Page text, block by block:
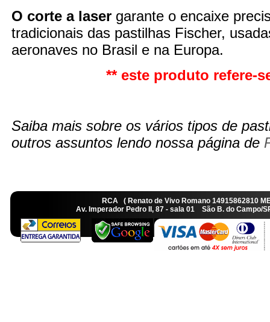
O corte a laser garante o encaixe
tradicionais das pastilhas Fischer,
aeronaves no Brasil e na Europa.
** este produto refere-
Saiba mais sobre os vários tipos de
outros assuntos lendo nossa página de
RCA ( Renato de Vivo Romano
Av. Imperador Pedro II, 87 - sala 01 São B. do